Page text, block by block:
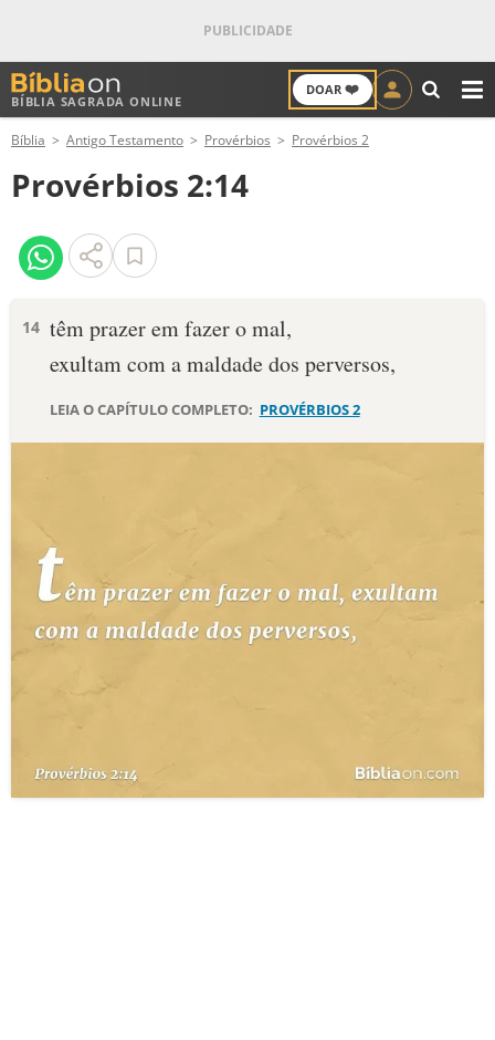
BÍBLIA SAGRADA ONLINE
DOAR ❤️
ANTIGO TESTAMENTO
NOVO TESTAMENTO
VERSÍCULOS
PALAVRA DO DIA
DEVOCIONAL DIÁRIO
10 MANDAMENTOS
ESTUDOS BÍBLICOS
ESBOÇOS DE PREGAÇÃO
PERGUNTE À BÍBLIA
Bíblia Antigo Testamento Provérbios Provérbios 2
Provérbios 2:14
14 têm prazer em fazer o mal,
exultam com a maldade dos perversos,
LEIA O CAPÍTULO COMPLETO: PROVÉRBIOS 2